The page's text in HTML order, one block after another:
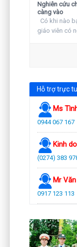
Nghiên cứu
càng vào
Có khi nào
giáo viên có
Hỗ trợ trực
Ms
0944 067 167
Kinh
(0274) 383
Mr Văn
0917 123 113